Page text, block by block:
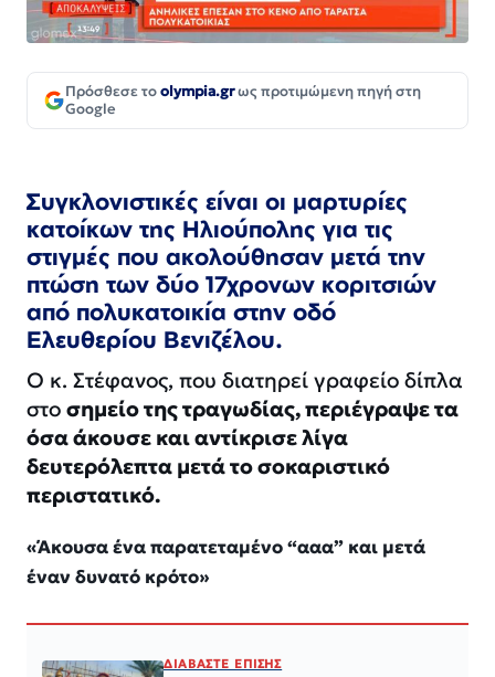
Πρόσθεσε τοolympia.grως προτιμώμενη πηγή στη
Google
Συγκλονιστικές είναι οι μαρτυρίες
κατοίκων της Ηλιούπολης για τις
στιγμές που ακολούθησαν μετά την
πτώση των δύο 17χρονων κοριτσιών
από πολυκατοικία στην οδό
Ελευθερίου Βενιζέλου.
Ο κ. Στέφανος, που διατηρεί γραφείο δίπλα
στο σημείο της τραγωδίας, περιέγραψε τα
όσα άκουσε και αντίκρισε λίγα
δευτερόλεπτα μετά το σοκαριστικό
περιστατικό.
«Άκουσα ένα παρατεταμένο “ααα” και μετά
έναν δυνατό κρότο»
ΔΙΑΒΑΣΤΕ ΕΠΙΣΗΣ